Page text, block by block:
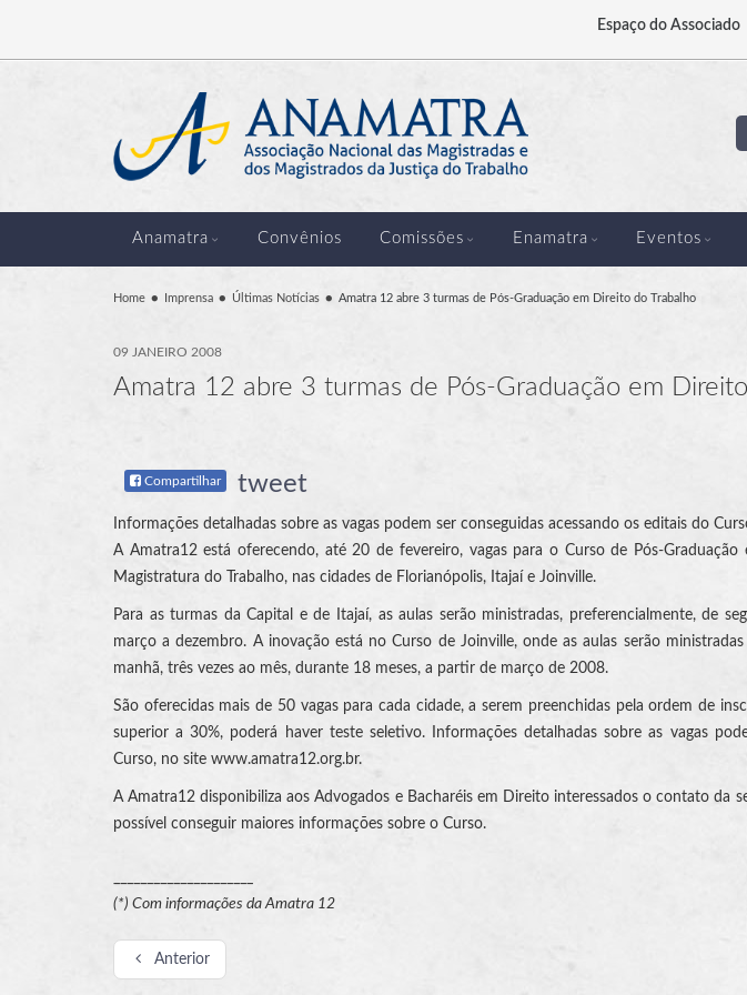
Espaço do Associado
Anamatra Convênios Comissões Enamatra Eventos
Home Imprensa Últimas Notícias Amatra 12 abre 3 turmas de Pós-Graduação em Direito do Trabalho
09 JANEIRO 2008
Amatra 12 abre 3 turmas de Pós-Graduação em
Compartilhar tweet
Informações detalhadas sobre as vagas podem ser conseguidas acessando os editais do
A Amatra12 está oferecendo, até 20 de fevereiro, vagas para o Curso de Pós-
Magistratura do Trabalho, nas cidades de Florianópolis, Itajaí e Joinville.
Para as turmas da Capital e de Itajaí, as aulas serão ministradas, preferencialmente, de
março a dezembro. A inovação está no Curso de Joinville, onde as aulas serão
manhã, três vezes ao mês, durante 18 meses, a partir de março de 2008.
São oferecidas mais de 50 vagas para cada cidade, a serem preenchidas pela ordem de
superior a 30%, poderá haver teste seletivo. Informações detalhadas sobre as vagas
Curso, no site www.amatra12.org.br.
A Amatra12 disponibiliza aos Advogados e Bacharéis em Direito interessados o contato da
possível conseguir maiores informações sobre o Curso.
(*) Com informações da Amatra 12
Anterior